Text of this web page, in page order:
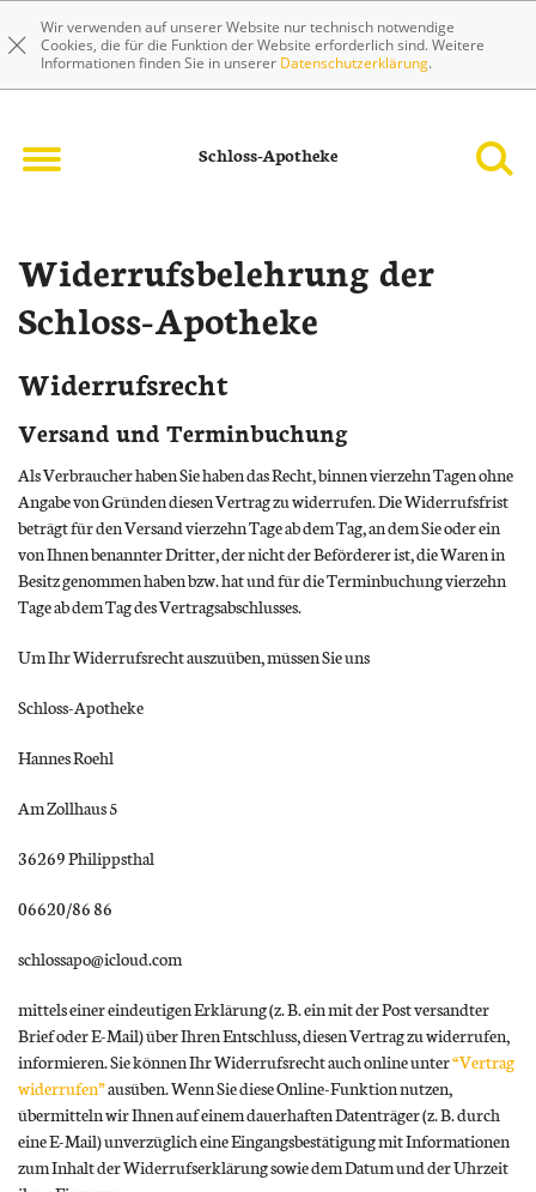
Wir verwenden auf unserer Website nur technisch notwendige
Cookies, die für die Funktion der Website erforderlich sind. Weitere
Informationen finden Sie in unserer Datenschutzerklärung.
Schloss-Apotheke
Widerrufsbelehrung der
Schloss-Apotheke
Widerrufsrecht
Versand und Terminbuchung
Als Verbraucher haben Sie haben das Recht, binnen vierzehn Tagen ohne
Angabe von Gründen diesen Vertrag zu widerrufen. Die Widerrufsfrist
beträgt für den Versand vierzehn Tage ab dem Tag, an dem Sie oder ein
von Ihnen benannter Dritter, der nicht der Beförderer ist, die Waren in
Besitz genommen haben bzw. hat und für die Terminbuchung vierzehn
Tage ab dem Tag des Vertragsabschlusses.
Um Ihr Widerrufsrecht auszuüben, müssen Sie uns
Schloss-Apotheke
Hannes Roehl
Am Zollhaus 5
36269 Philippsthal
06620/86 86
schlossapo@icloud.com
mittels einer eindeutigen Erklärung (z. B. ein mit der Post versandter
Brief oder E-Mail) über Ihren Entschluss, diesen Vertrag zu widerrufen,
informieren. Sie können Ihr Widerrufsrecht auch online unter“Vertrag
widerrufen”ausüben. Wenn Sie diese Online-Funktion nutzen,
übermitteln wir Ihnen auf einem dauerhaften Datenträger (z. B. durch
eine E-Mail) unverzüglich eine Eingangsbestätigung mit Informationen
zum Inhalt der Widerrufserklärung sowie dem Datum und der Uhrzeit